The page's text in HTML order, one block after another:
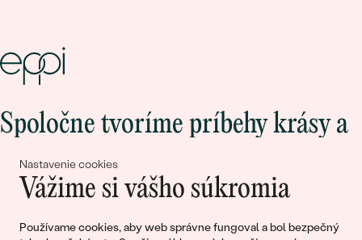
Nastavenie cookies
Vážime si vášho súkromia
Používame cookies, aby web správne fungoval a bol bezpečný
Spoločne tvoríme príbehy krásy a
lásky
Pripojte sa k nám!